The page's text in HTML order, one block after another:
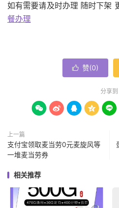
如有需要请及时办理 随时下架
餐办理
 赞(0)
分享到
    
上一篇
支付宝领取麦当劳0元麦旋风等
一堆麦当劳券
相关推荐